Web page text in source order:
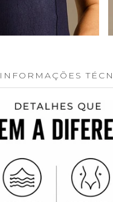
INFORMAÇÕES